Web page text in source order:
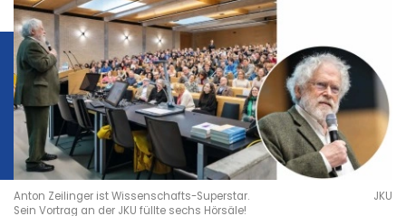
Anton ­Zeilinger ist Wissenschafts-Superstar.
Sein Vortrag an der JKU füllte sechs Hörsäle!
JKU